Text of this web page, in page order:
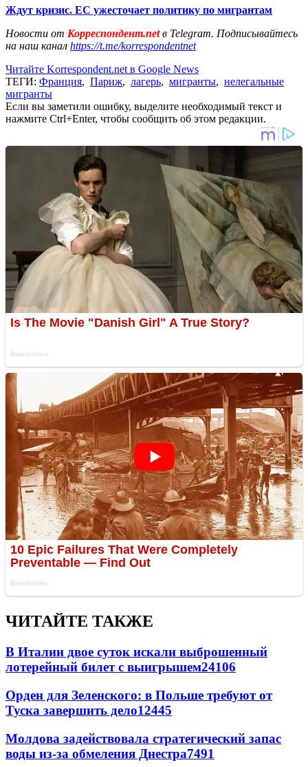
Ждут кризис. ЕС ужесточает политику по мигрантам
Новости от Корреспондент.netв Telegram. Подписывайтесь
на наш канал https://t.me/korrespondentnet
Читайте Korrespondent.net в Google News
ТЕГИ: Франция, Париж, лагерь, мигранты, нелегальные
мигранты
Если вы заметили ошибку, выделите необходимый текст и
нажмите Ctrl+Enter, чтобы сообщить об этом редакции.
ЧИТАЙТЕ ТАКЖЕ
В Италии двое суток искали выброшенный
лотерейный билет с выигрышем24106
Орден для Зеленского: в Польше требуют от
Туска завершить дело12445
Молдова задействовала стратегический запас
воды из-за обмеления Днестра7491